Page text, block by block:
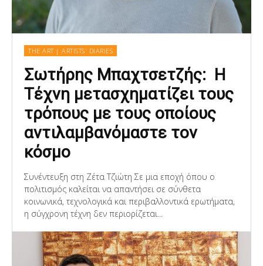
THE ART | ARTISTS' DIARIES
Σωτήρης Μπαχτσετζής: Η
Τέχνη μετασχηματίζει τους
τρόπους με τους οποίους
αντιλαμβανόμαστε τον
κόσμο
Συνέντευξη στη Ζέτα Τζιώτη Σε μια εποχή όπου ο
πολιτισμός καλείται να απαντήσει σε σύνθετα
κοινωνικά, τεχνολογικά και περιβαλλοντικά ερωτήματα,
η σύγχρονη τέχνη δεν περιορίζεται...